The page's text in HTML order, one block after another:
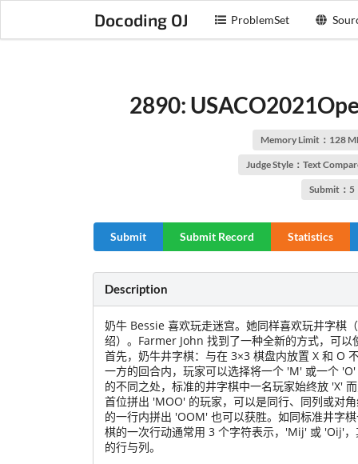
Docoding OJ ProblemSet
2890:
Memory Limit：128
Judge Style：Text
Submit：5
Submit Submit Record Statistics
Description
奶牛 Bessie 喜欢玩走迷宫。她同样喜欢玩井字棋
绍）。Farmer John 找到了一种全新的方式，可以
首先，奶牛井字棋：与在 3×3棋盘内放置 X 和 O
一方的回合内，玩家可以选择将一个 'M' 或一个
的不同之处，标准的井字棋中一名玩家始终放 'X'
首位拼出 'MOO' 的玩家，可以是同行、同列或对
的一行内拼出 'OOM' 也可以获胜。如同标准井字
棋的一次行动通常用 3 个字符表示，'Mij' 或 'Oij'
的行与列。